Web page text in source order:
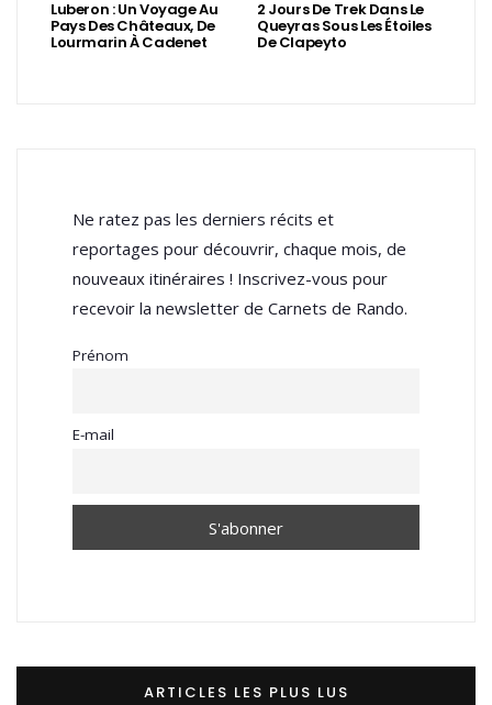
Luberon : Un Voyage Au
Pays Des Châteaux, De
Lourmarin À Cadenet
2 Jours De Trek Dans Le
Queyras Sous Les Étoiles
De Clapeyto
Ne ratez pas les derniers récits et
reportages pour découvrir, chaque mois, de
nouveaux itinéraires ! Inscrivez-vous pour
recevoir la newsletter de Carnets de Rando.
Prénom
E-mail
ARTICLES LES PLUS LUS